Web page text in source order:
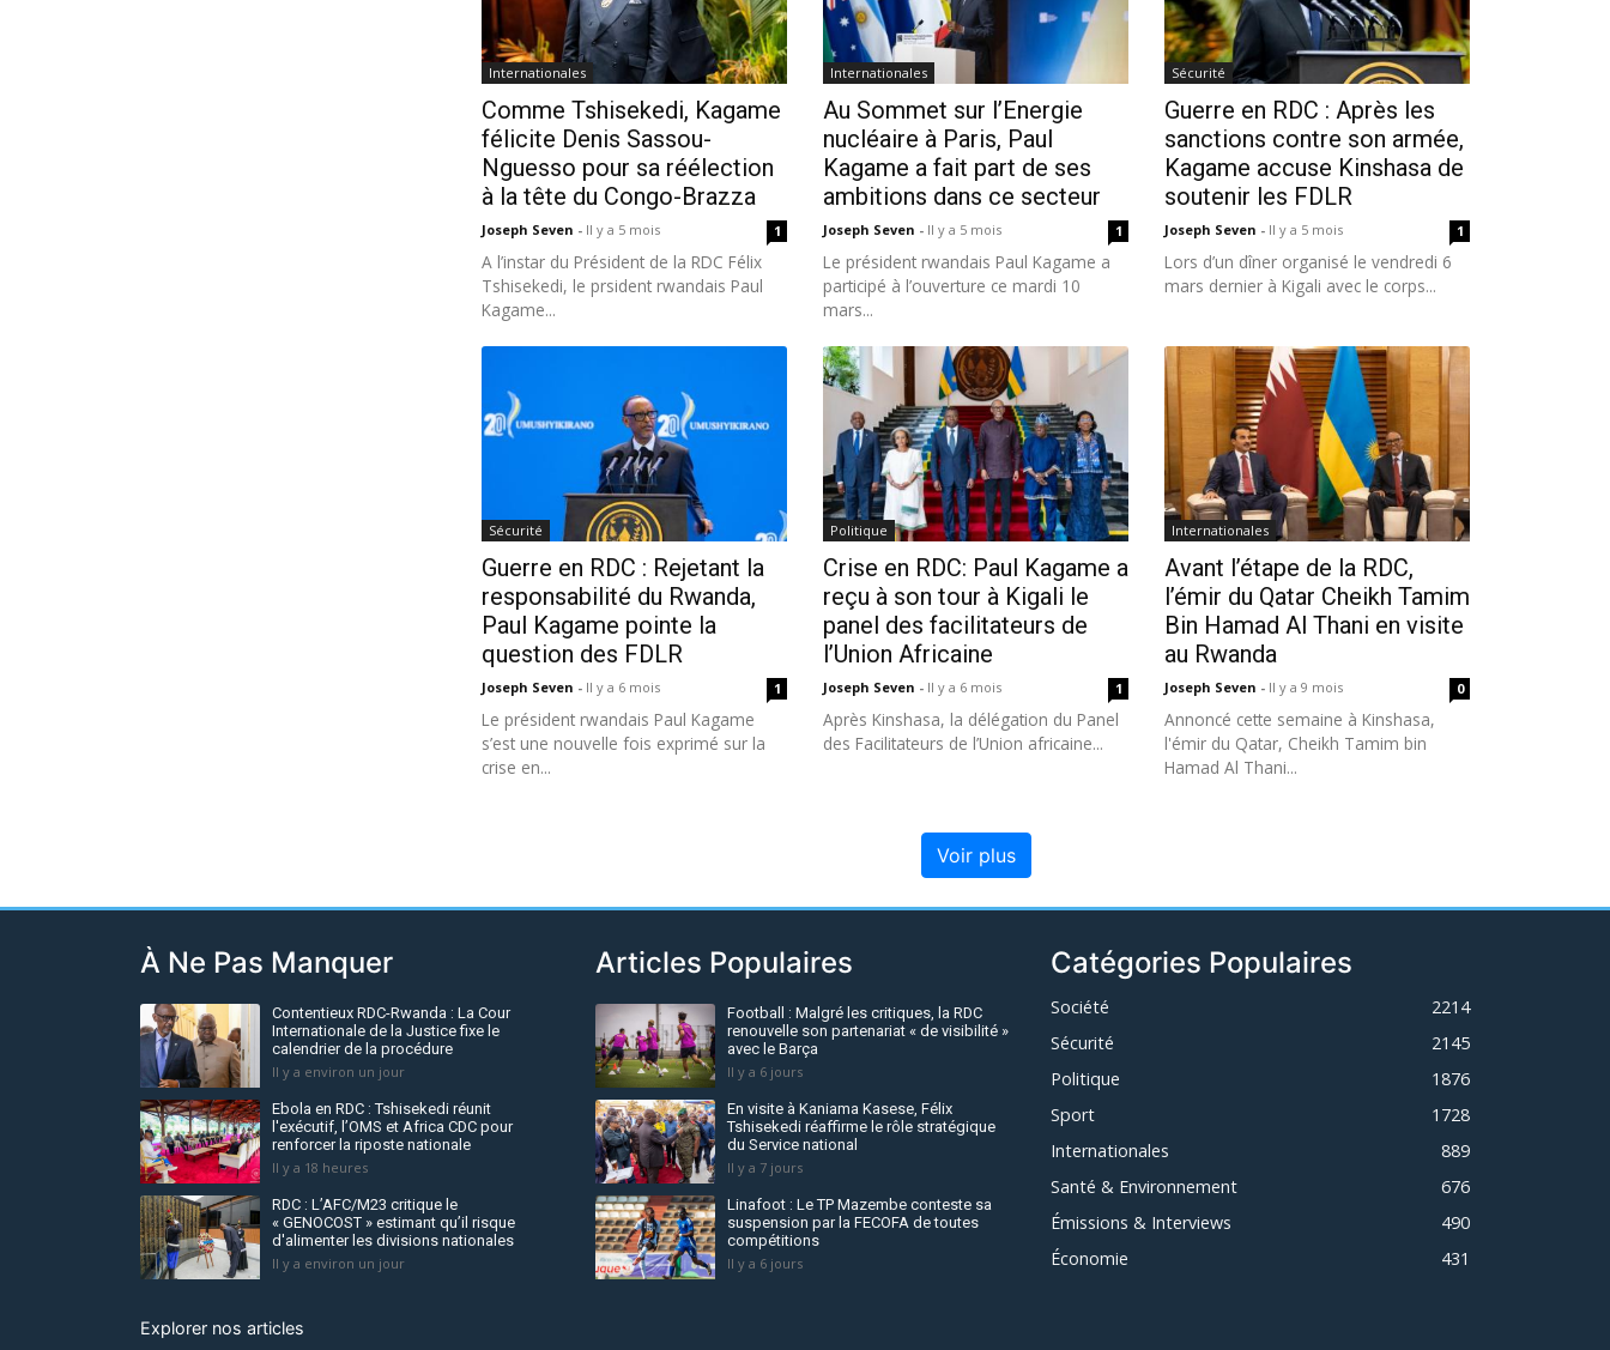
Internationales
Comme Tshisekedi, Kagame
félicite Denis Sassou-
Nguesso pour sa réélection
à la tête du Congo-Brazza
Joseph Seven - Il y a 5 mois 1
A l’instar du Président de la RDC Félix
Tshisekedi, le prsident rwandais Paul
Kagame...
Internationales
Au Sommet sur l’Energie
nucléaire à Paris, Paul
Kagame a fait part de ses
ambitions dans ce secteur
Joseph Seven - Il y a 5 mois 1
Le président rwandais Paul Kagame a
participé à l’ouverture ce mardi 10
mars...
Sécurité
Guerre en RDC : Après les
sanctions contre son armée,
Kagame accuse Kinshasa de
soutenir les FDLR
Joseph Seven - Il y a 5 mois 1
Lors d’un dîner organisé le vendredi 6
mars dernier à Kigali avec le corps...
Sécurité
Guerre en RDC : Rejetant la
responsabilité du Rwanda,
Paul Kagame pointe la
question des FDLR
Joseph Seven - Il y a 6 mois 1
Le président rwandais Paul Kagame
s’est une nouvelle fois exprimé sur la
crise en...
Politique
Crise en RDC: Paul Kagame a
reçu à son tour à Kigali le
panel des facilitateurs de
l’Union Africaine
Joseph Seven - Il y a 6 mois 1
Après Kinshasa, la délégation du Panel
des Facilitateurs de l’Union africaine...
Internationales
Avant l’étape de la RDC,
l’émir du Qatar Cheikh Tamim
Bin Hamad Al Thani en visite
au Rwanda
Joseph Seven - Il y a 9 mois 0
Annoncé cette semaine à Kinshasa,
l'émir du Qatar, Cheikh Tamim bin
Hamad Al Thani...
Voir plus
À Ne Pas Manquer
Contentieux RDC-Rwanda : La Cour
Internationale de la Justice fixe le
calendrier de la procédure
Il y a environ un jour
Ebola en RDC : Tshisekedi réunit
l'exécutif, l’OMS et Africa CDC pour
renforcer la riposte nationale
Il y a 18 heures
RDC : L’AFC/M23 critique le
« GENOCOST » estimant qu’il risque
d'alimenter les divisions nationales
Il y a environ un jour
Articles Populaires
Football : Malgré les critiques, la RDC
renouvelle son partenariat « de visibilité »
avec le Barça
Il y a 6 jours
En visite à Kaniama Kasese, Félix
Tshisekedi réaffirme le rôle stratégique
du Service national
Il y a 7 jours
Linafoot : Le TP Mazembe conteste sa
suspension par la FECOFA de toutes
compétitions
Il y a 6 jours
Catégories Populaires
Société
2214
Sécurité
2145
Politique
1876
Sport
1728
Internationales
889
Santé & Environnement
676
Émissions & Interviews
490
Économie
431
Explorer nos articles